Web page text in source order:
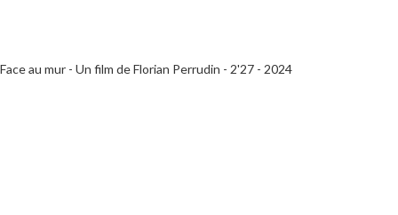
Face au mur - Un film de Florian Perrudin - 2'27 - 2024